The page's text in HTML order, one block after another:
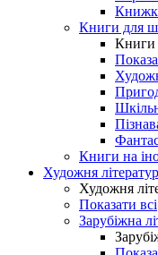
Книги для
Книги
Книги на
Художня
Художня
Показати всі
Зарубіжна